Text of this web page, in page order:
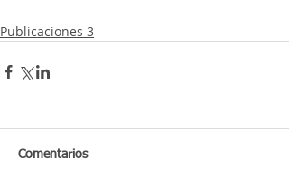
Publicaciones 3
Comentarios